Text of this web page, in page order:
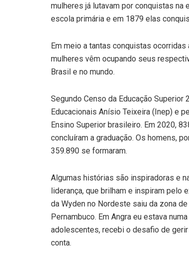
mulheres já lutavam por conquistas na
escola primária e em 1879 elas
Em meio a tantas conquistas
mulheres vêm ocupando seus
Brasil e no mundo.
Segundo Censo da Educação
Educacionais Anísio Teixeira (Inep) e
Ensino Superior brasileiro. Em 2020,
concluíram a graduação. Os homens,
359.890 se formaram.
Algumas histórias são inspiradoras e
liderança, que brilham e inspiram pelo
da Wyden no Nordeste saiu da zona
Pernambuco. Em Angra eu estava
adolescentes, recebi o desafio de
conta.